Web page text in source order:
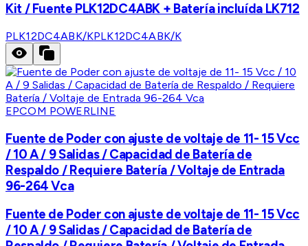
Kit / Fuente PLK12DC4ABK + Batería incluída LK712
PLK12DC4ABK/KPLK12DC4ABK/K
EPCOM POWERLINE
Fuente de Poder con ajuste de voltaje de 11- 15 Vcc
/ 10 A / 9 Salidas / Capacidad de Batería de
Respaldo / Requiere Batería / Voltaje de Entrada
96-264 Vca
Fuente de Poder con ajuste de voltaje de 11- 15 Vcc
/ 10 A / 9 Salidas / Capacidad de Batería de